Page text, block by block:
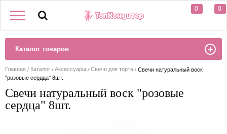
0 0
Каталог товаров
Главная Каталог Аксессуары Свечи для торта
Свечи натуральный воск
"розовые сердца" 8шт.
Свечи натуральный воск "розовые
сердца" 8шт.